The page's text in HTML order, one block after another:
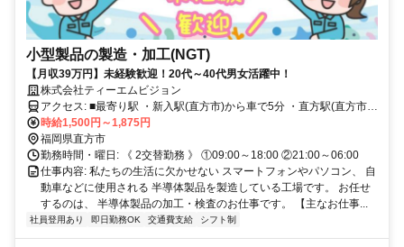
小型製品の製造・加工(NGT)
【月収39万円】未経験歓迎！20代～40代男女活躍中！
株式会社ティーエムビジョン
アクセス: ■最寄り駅 ・新入駅(直方市)から車で5分 ・直方駅(直方市)
から車で8分 ・中間駅(中間市)から車で20分 ・飯塚駅(飯塚市)から車
で30分 ※その他 八幡西区・宮若市・飯塚市・田川市と他多数勤務地
あり。
時給1,500円～1,875円
福岡県直方市
勤務時間・曜日: 《 2交替勤務 》 ①09:00～18:00 ②21:00～06:00
仕事内容: 私たちの生活に欠かせない スマートフォンやパソコン、 自
動車などに使用される 半導体製品を製造している工場です。 お任せ
するのは、 半導体製品の加工・検査のお仕事です。 【主なお仕事...
社員登用あり 即日勤務OK 交通費支給 シフト制